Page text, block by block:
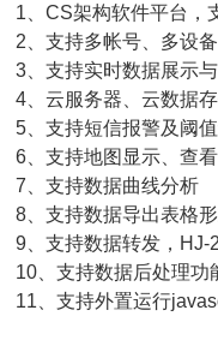
CS架构软件平台，支
支持多帐号、多设备
支持实时数据展示与
云服务器、云数据存
支持短信报警及阈值
支持地图显示、查看
支持数据曲线分析
支持数据导出表格
支持数据转发，HJ-
支持数据后处理功
支持外置运行